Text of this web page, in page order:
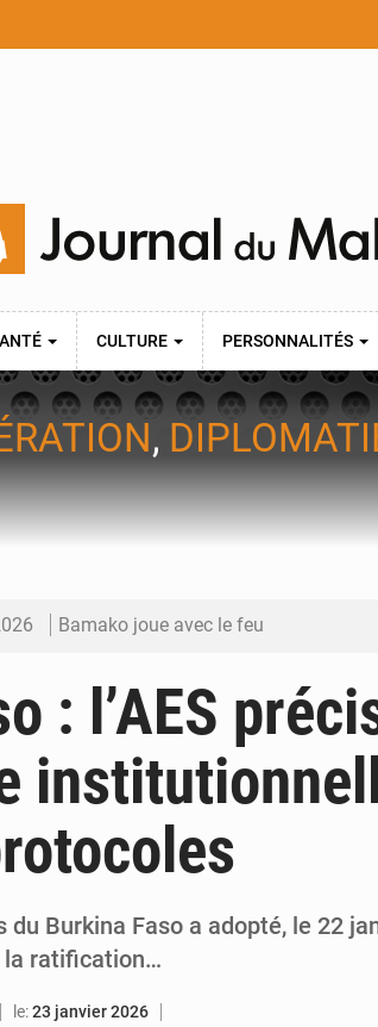
CULTURE PERSONNALITÉS
,
Bamako joue avec le feu
Dr Abdrahamane Tamboura,
Ports ouest-africains : la bataille du
AfroBasket U18 : Le Mali défend sa
: l’AES
du Burkina Faso a adopté, le 22
la ratification…
le:23 janvier 2026